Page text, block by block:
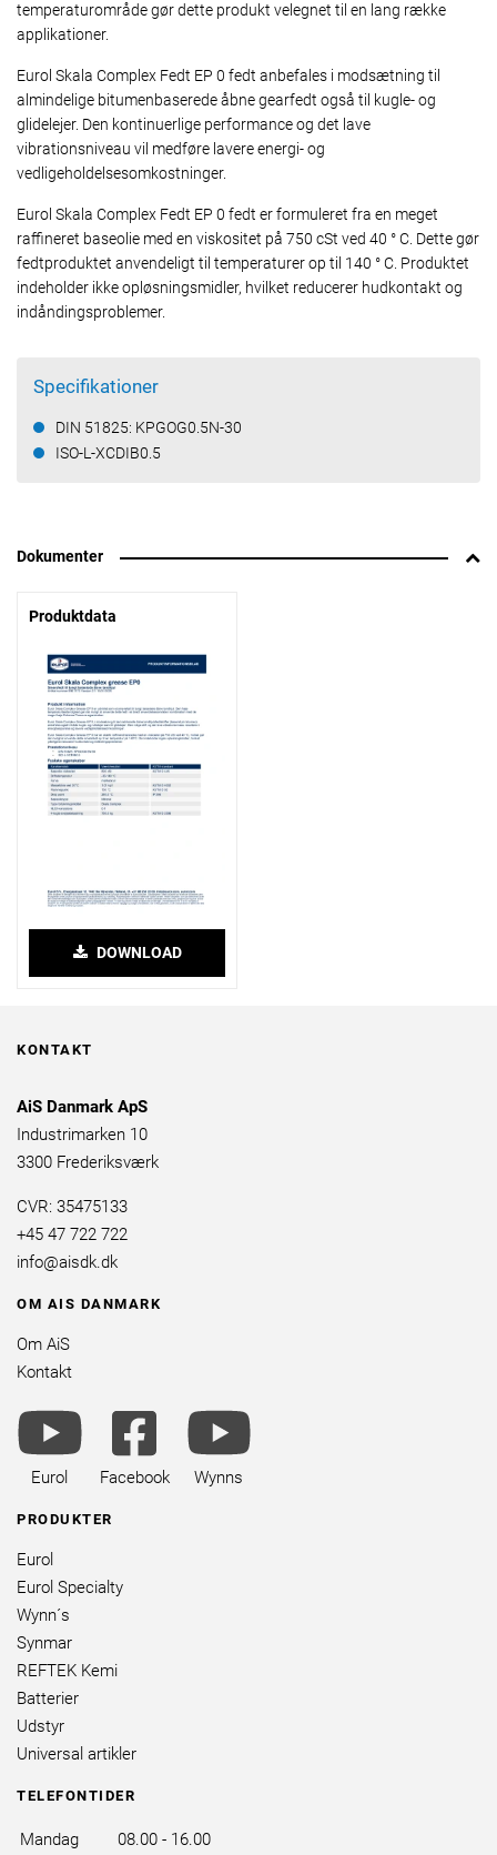
temperaturområde gør dette produkt velegnet til en lang række
applikationer.
Eurol Skala Complex Fedt EP 0 fedt anbefales i modsætning til
almindelige bitumenbaserede åbne gearfedt også til kugle- og
glidelejer. Den kontinuerlige performance og det lave
vibrationsniveau vil medføre lavere energi- og
vedligeholdelsesomkostninger.
Eurol Skala Complex Fedt EP 0 fedt er formuleret fra en meget
raffineret baseolie med en viskositet på 750 cSt ved 40 ° C. Dette gør
fedtproduktet anvendeligt til temperaturer op til 140 ° C. Produktet
indeholder ikke opløsningsmidler, hvilket reducerer hudkontakt og
indåndingsproblemer.
Specifikationer
DIN 51825: KPGOG0.5N-30
ISO-L-XCDIB0.5
Dokumenter
Produktdata
DOWNLOAD
KONTAKT
AiS Danmark ApS
Industrimarken 10
3300 Frederiksværk
CVR: 35475133
+45 47 722 722
info@aisdk.dk
OM AIS DANMARK
Om AiS
Kontakt
youtube
brands
Eurol
facebook
square
brands
Facebook
Wynns
PRODUKTER
Eurol
Eurol Specialty
Wynn´s
Synmar
REFTEK Kemi
Batterier
Udstyr
Universal artikler
TELEFONTIDER
Mandag 08.00 - 16.00